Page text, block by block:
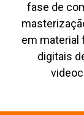
fase de
em material
digitais